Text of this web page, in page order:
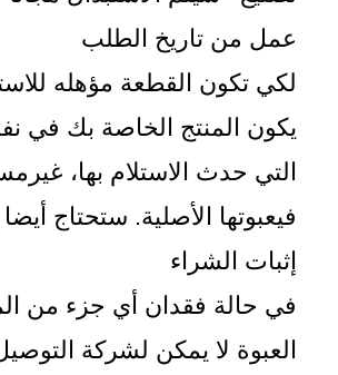
عمل من تاريخ الطلب
لكي تكون القطعة مؤهله
يكون المنتج الخاصة بك في
التي حدث الاستلام بها،
فيعبوتها الأصلية. ستحتاج
إثبات الشراء
في حالة فقدان أي جزء من
العبوة لا يمكن لشركة